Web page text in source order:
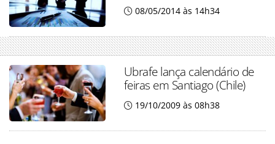
08/05/2014 às 14h34
Ubrafe lança calendário de
feiras em Santiago (Chile)
19/10/2009 às 08h38